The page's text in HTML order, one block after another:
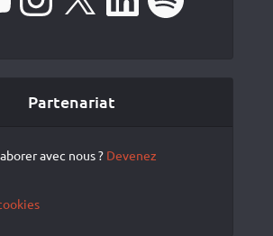
Partenariat
avec nous ? Devenez